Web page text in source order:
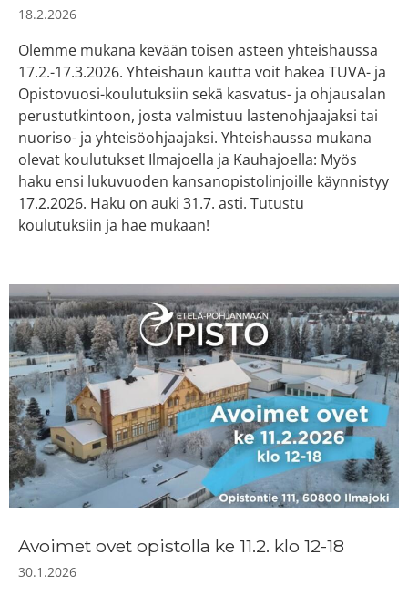
18.2.2026
Olemme mukana kevään toisen asteen yhteishaussa
17.2.-17.3.2026. Yhteishaun kautta voit hakea TUVA- ja
Opistovuosi-koulutuksiin sekä kasvatus- ja ohjausalan
perustutkintoon, josta valmistuu lastenohjaajaksi tai
nuoriso- ja yhteisöohjaajaksi. Yhteishaussa mukana
olevat koulutukset Ilmajoella ja Kauhajoella: Myös
haku ensi lukuvuoden kansanopistolinjoille käynnistyy
17.2.2026. Haku on auki 31.7. asti. Tutustu
koulutuksiin ja hae mukaan!
Avoimet ovet opistolla ke 11.2. klo 12-18
30.1.2026